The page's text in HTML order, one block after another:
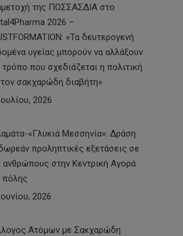
της ΠΟΣΣΑΣΔΙΑ στο
2026 –
«Τα δευτερογενή
υγείας μπορούν να αλλάξουν
τρόπο που σχεδιάζεται η πολιτική
τον σακχαρώδη διαβήτη»
2026
«Γλυκιά Μεσσηνία»: Δράση
προληπτικές εξετάσεις σε
ανθρώπους στην Κεντρική Αγορά
πόλης
2026
Ατόμων με Σακχαρώδη